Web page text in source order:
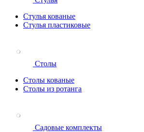
Стулья кованые
Стулья пластиковые
Столы
Столы кованые
Столы из ротанга
Садовые комплекты